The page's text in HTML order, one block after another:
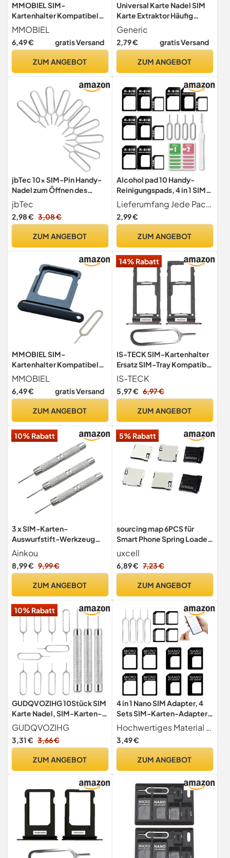
MMOBIEL SIM-
Kartenhalter Kompatibel
mit iPhone 12 Pro/12 Pro
Max - Tray Ersatz - Inkl.
Nadel und Wasserdichtem
MMOBIEL
6,49 € gratis Versand
ZUM ANGEBOT
Universal Karte Nadel SIM
Karte Extraktor Häufig
gebrauchte Handy Karte
Extraktor Karte Nadel SIM
Sim
Generic
2,79 € gratis Versand
ZUM ANGEBOT
jbTec 10x SIM-Pin Handy-
Nadel zum Öffnen des
Telefon-Karten-Halter -
Öffner Stift Tool Werkzeug
Simnadel Ersatz Card Key
jbTec
2,98 € 3,08 €
ZUM ANGEBOT
Alcohol pad 10 Handy-
Reinigungspads, 4 in 1 SIM
Kartenadapter, 4 SIM
Karten Adapter Kit mit
Auswurfstift,
für Smartphones
Lieferumfang Jede Packung enthält 4 x SIM-Karten-Auswerfer, 12 x SIM-Karten-Adapter (für Nano SIM, Micro SIM und Standard-SIM-Karte), 10 Handy-Reinigungstücher sowie 1 Anschluss-Reinigungsbürste. Das SIM-Adapter-Set ermöglicht problemlose Größenanpassung, während die kompakten Reinigungstools eine schnelle Gerätepflege unterwegs garantieren. Die hohe Stückzahl deckt Ihren täglichen Bedarf optimal ab.
2,99 €
ZUM ANGEBOT
MMOBIEL SIM-
Kartenhalter Kompatibel
mit iPhone 12 Pro/12 Pro
Max - SIM-Tray - SIM-
Kartensteckplatz - SIM-
Nadel und wasserdichtem
MMOBIEL
6,49 € gratis Versand
ZUM ANGEBOT
14% Rabatt
IS-TECK SIM-Kartenhalter
Ersatz SIM-Tray Kompatibel
mit Samsung Galaxy S9 /
Plus G960F G965F inklusive
SIM-Nadel SIM-
Purple)
IS-TECK
5,97 € 6,97 €
ZUM ANGEBOT
10% Rabatt
3 x SIM-Karten-
Auswurfstift-Werkzeug
zum Entfernen von
Auswerferstiften für alle
Modelle iPhone, iPods und
Huawei
Ainkou
8,99 € 9,99 €
ZUM ANGEBOT
5% Rabatt
sourcing map 6PCS für
Smart Phone Spring Loaded
TransFlash Micro SD Card
Sockets Slots
uxcell
6,89 € 7,23 €
ZUM ANGEBOT
10% Rabatt
GUDQVOZIHG 10Stück SIM
Karte Nadel, SIM-Karten-
Entfernungswerkzeug, SIM
Kartenträger Auswerfer Pin
Auswerfen Removal Tool,
Öffnen und Auswerfen von
GUDQVOZIHG
3,31 € 3,66 €
ZUM ANGEBOT
4 in 1 Nano SIM Adapter, 4
Sets SIM-Karten-Adapter
mit SIM-Auswurfstift,
kompatibel mit
Smartphone
Hochwertiges Material SIM Karten Adapte Hergestellt aus hochwertigen Kunststoff- und Edelstahlmaterialien. Leicht und langlebig, nicht leicht zu biegen.
3,49 €
ZUM ANGEBOT